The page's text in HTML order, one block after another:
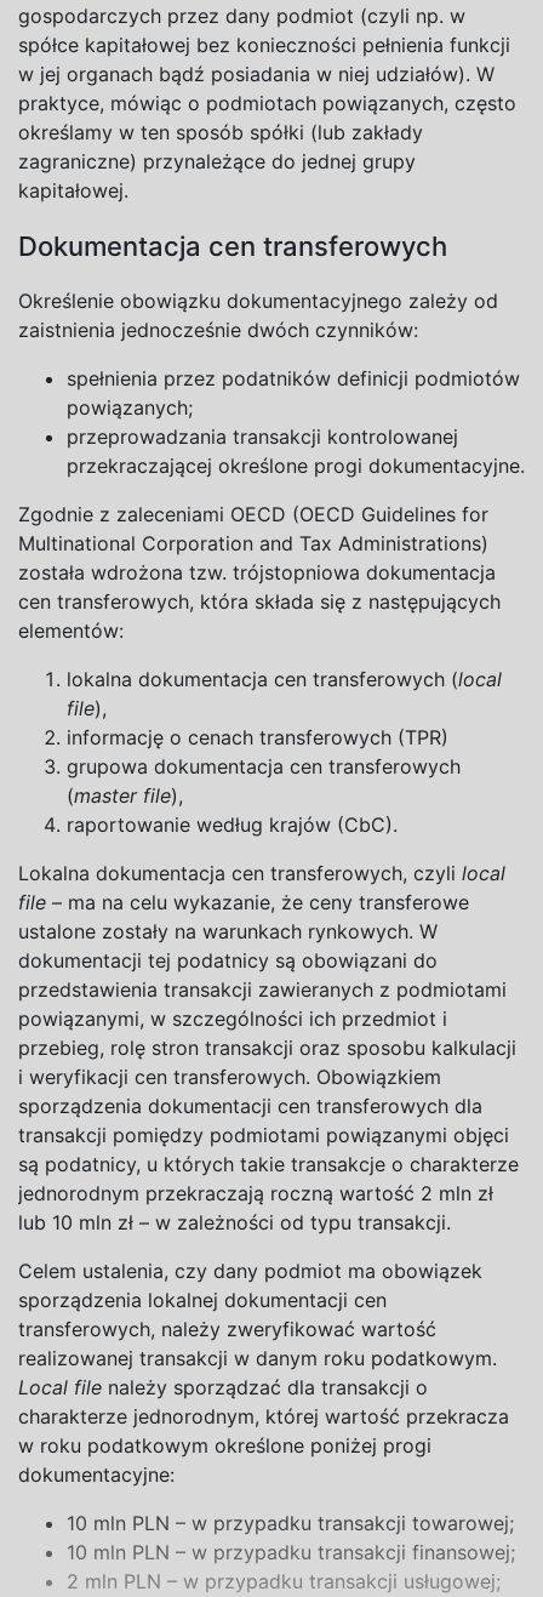
gospodarczych przez dany podmiot (czyli np. w
spółce kapitałowej bez konieczności pełnienia funkcji
w jej organach bądź posiadania w niej udziałów). W
praktyce, mówiąc o podmiotach powiązanych, często
określamy w ten sposób spółki (lub zakłady
zagraniczne) przynależące do jednej grupy
kapitałowej.
Dokumentacja cen transferowych
Określenie obowiązku dokumentacyjnego zależy od
zaistnienia jednocześnie dwóch czynników:
spełnienia przez podatników definicji podmiotów
powiązanych;
przeprowadzania transakcji kontrolowanej
przekraczającej określone progi dokumentacyjne.
Zgodnie z zaleceniami OECD (OECD Guidelines for
Multinational Corporation and Tax Administrations)
została wdrożona tzw. trójstopniowa dokumentacja
cen transferowych, która składa się z następujących
elementów:
lokalna dokumentacja cen transferowych (local
file),
informację o cenach transferowych (TPR)
grupowa dokumentacja cen transferowych
(master file),
raportowanie według krajów (CbC).
Lokalna dokumentacja cen transferowych, czyli local
file – ma na celu wykazanie, że ceny transferowe
ustalone zostały na warunkach rynkowych. W
dokumentacji tej podatnicy są obowiązani do
przedstawienia transakcji zawieranych z podmiotami
powiązanymi, w szczególności ich przedmiot i
przebieg, rolę stron transakcji oraz sposobu kalkulacji
i weryfikacji cen transferowych. Obowiązkiem
sporządzenia dokumentacji cen transferowych dla
transakcji pomiędzy podmiotami powiązanymi objęci
są podatnicy, u których takie transakcje o charakterze
jednorodnym przekraczają roczną wartość 2 mln zł
lub 10 mln zł – w zależności od typu transakcji.
Celem ustalenia, czy dany podmiot ma obowiązek
sporządzenia lokalnej dokumentacji cen
transferowych, należy zweryfikować wartość
realizowanej transakcji w danym roku podatkowym.
Local file należy sporządzać dla transakcji o
charakterze jednorodnym, której wartość przekracza
w roku podatkowym określone poniżej progi
dokumentacyjne:
10 mln PLN – w przypadku transakcji towarowej;
10 mln PLN – w przypadku transakcji finansowej;
2 mln PLN – w przypadku transakcji usługowej;